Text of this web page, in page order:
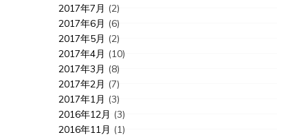
2017年7月 (2)
2017年6月 (6)
2017年5月 (2)
2017年4月 (10)
2017年3月 (8)
2017年2月 (7)
2017年1月 (3)
2016年12月 (3)
2016年11月 (1)